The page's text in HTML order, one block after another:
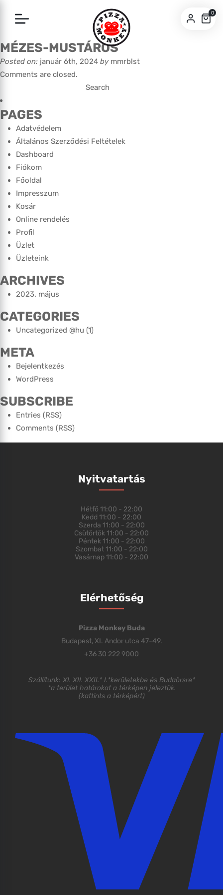
0
MÉZES-MUSTÁROS
Posted on: január 6th, 2024 bymmrblst
Comments are closed.
for:
PAGES
Adatvédelem
Általános Szerződési Feltételek
Dashboard
Fiókom
Főoldal
Impresszum
Kosár
Online rendelés
Profil
Üzlet
Üzleteink
ARCHIVES
2023. május
CATEGORIES
Uncategorized @hu (1)
META
Bejelentkezés
WordPress
SUBSCRIBE
Entries (RSS)
Comments (RSS)
Nyitvatartás
Hétfő 11:00 - 22:00
Kedd 11:00 - 22:00
Szerda 11:00 - 22:00
Csütörtök 11:00 - 22:00
Péntek 11:00 - 22:00
Szombat 11:00 - 22:00
Vasárnap 11:00 - 22:00
Elérhetőség
Pizza Monkey Buda
Budapest, XI. Andor utca 47-49.
+36 30 222 9000
Szállítunk: XI. XII. XXII.* I.*kerületekbe és Budaörsre*
*a terület határokat a térképen jeleztük.
(kattints a térképért)